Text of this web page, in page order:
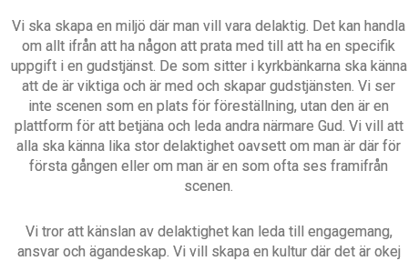
Vi ska skapa en miljö där man vill vara delaktig. Det kan handla
om allt ifrån att ha någon att prata med till att ha en specifik
uppgift i en gudstjänst. De som sitter i kyrkbänkarna ska känna
att de är viktiga och är med och skapar gudstjänsten. Vi ser
inte scenen som en plats för föreställning, utan den är en
plattform för att betjäna och leda andra närmare Gud. Vi vill att
alla ska känna lika stor delaktighet oavsett om man är där för
första gången eller om man är en som ofta ses framifrån
scenen.
Vi tror att känslan av delaktighet kan leda till engagemang,
ansvar och ägandeskap. Vi vill skapa en kultur där det är okej